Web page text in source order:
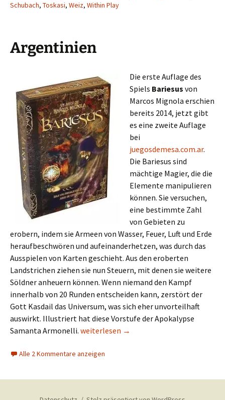
Schubach, Toskasi, Weiz, Within Play
Argentinien
Die erste Auflage des
Spiels Bariesus von
Marcos Mignola erschien
bereits 2014, jetzt gibt
es eine zweite Auflage
bei
juegosdemesa.com.ar.
Die Bariesus sind
mächtige Magier, die die
Elemente manipulieren
können. Sie versuchen,
eine bestimmte Zahl
von Gebieten zu
erobern, indem sie Armeen von Wasser, Feuer, Luft und Erde
heraufbeschwören und aufeinanderhetzen, was durch das
Ausspielen von Karten geschieht. Aus den eroberten
Landstrichen ziehen sie nun Steuern, mit denen sie weitere
Söldner anheuern können. Wenn niemand den Kampf
innerhalb von 20 Runden entscheiden kann, zerstört der
Gott Kasdail das Universum, was sich eher unvorteilhaft
auswirkt. Illustriert hat diese Vorstufe der Apokalypse
Samanta Armonelli. Neue Spiele aus Lateinamerika, Juli 2018
weiterlesen →
Alle 2 Kommentare anzeigen